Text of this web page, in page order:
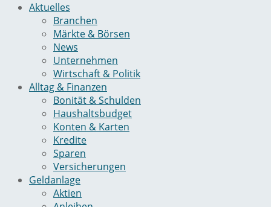
Aktuelles
Branchen
Märkte & Börsen
News
Unternehmen
Wirtschaft & Politik
Alltag & Finanzen
Bonität & Schulden
Haushaltsbudget
Konten & Karten
Kredite
Sparen
Versicherungen
Geldanlage
Aktien